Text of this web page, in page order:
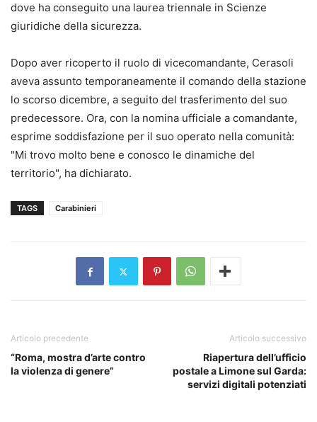
dove ha conseguito una laurea triennale in Scienze
giuridiche della sicurezza.
Dopo aver ricoperto il ruolo di vicecomandante, Cerasoli
aveva assunto temporaneamente il comando della stazione
lo scorso dicembre, a seguito del trasferimento del suo
predecessore. Ora, con la nomina ufficiale a comandante,
esprime soddisfazione per il suo operato nella comunità:
"Mi trovo molto bene e conosco le dinamiche del
territorio", ha dichiarato.
TAGS Carabinieri
Articolo precedente
“Roma, mostra d’arte contro
la violenza di genere”
Articolo successivo
Riapertura dell’ufficio
postale a Limone sul Garda:
servizi digitali potenziati